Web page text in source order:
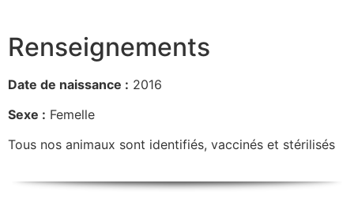
Renseignements
Date de naissance : 2016
Sexe : Femelle
Tous nos animaux sont identifiés, vaccinés et stérilisés